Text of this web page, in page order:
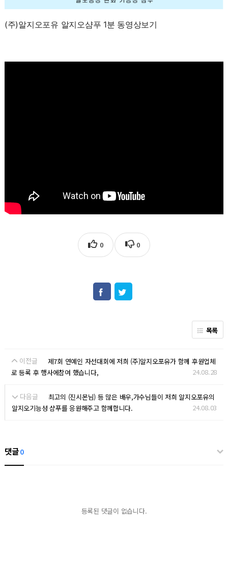
(주)알지오포유 알지오샴푸 1분 동영상보기
0 0
목록
이전글
제7회 연예인 자선대회에 저희 (주)알지오포유가 함께 후원업체
로 등록 후 행사에참여 했습니다,
24.08.28
다음글
최고의 (진시몬님) 등 많은 배우,가수님들이 저희 알지오포유의
알지오기능성 샴푸를 응원해주고 함께합니다.
24.08.03
댓글0
등록된 댓글이 없습니다.